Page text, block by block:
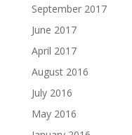
September 2017
June 2017
April 2017
August 2016
July 2016
May 2016